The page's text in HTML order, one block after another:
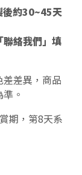
約30~45天
絡我們」填
差異，商品
。
期，第8天系